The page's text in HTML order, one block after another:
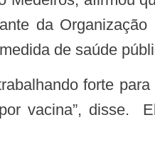
da
de saúde
vacina”, disse.